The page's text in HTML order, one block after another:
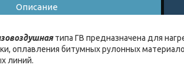
Описание
типа ГВ предназначена для
оплавления битумных рулонных
линий.